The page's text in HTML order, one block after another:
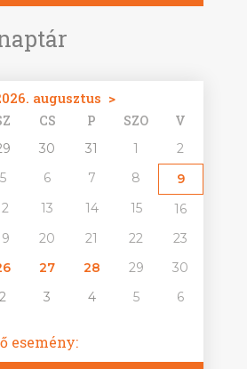
augusztus >
CS P SZO V
30 31 1
2
5 6 7 8
9
13 14 15
16
20 21 22
23
27 28 29
30
2 3 4 5 6
esemény: